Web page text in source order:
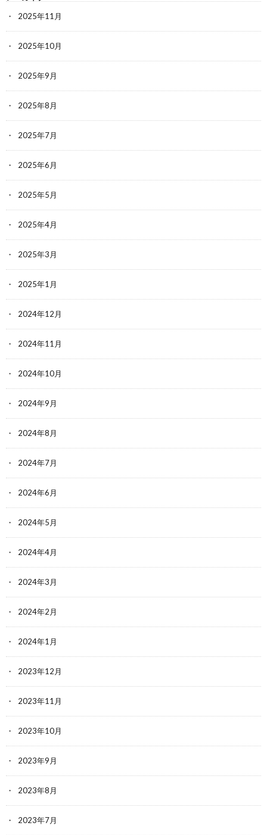
2025年11月
2025年10月
2025年9月
2025年8月
2025年7月
2025年6月
2025年5月
2025年4月
2025年3月
2025年1月
2024年12月
2024年11月
2024年10月
2024年9月
2024年8月
2024年7月
2024年6月
2024年5月
2024年4月
2024年3月
2024年2月
2024年1月
2023年12月
2023年11月
2023年10月
2023年9月
2023年8月
2023年7月